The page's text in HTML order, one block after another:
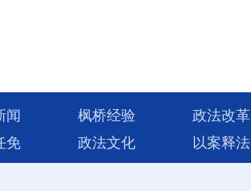
闻 枫桥经验 政法改革
免 政法文化 以案释法